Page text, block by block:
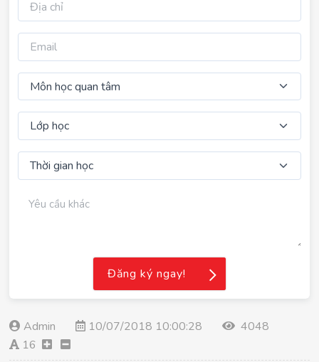
Admin 10/07/2018 10:00:28
4048
16
Đăng ký ngay!